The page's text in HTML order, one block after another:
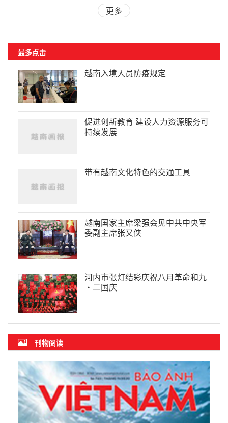
更多
最多点击
越南入境人员防疫规定
促进创新教育 建设人力资源服务可
持续发展
带有越南文化特色的交通工具
越南国家主席梁强会见中共中央军
委副主席张又侠
河内市张灯结彩庆祝八月革命和九
·二国庆
刊物阅读